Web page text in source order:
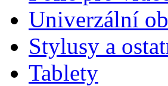
Univerzální
Stylusy a
Tablety